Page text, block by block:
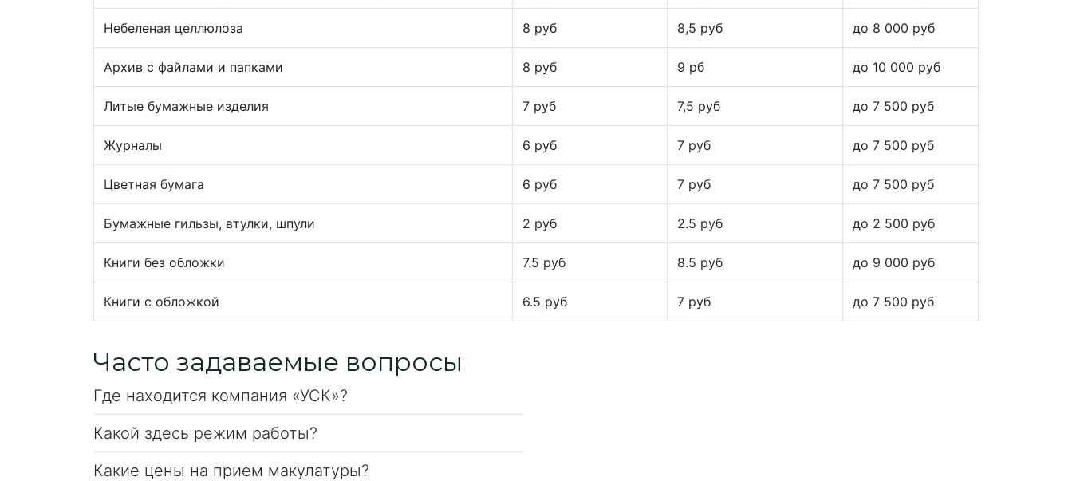
Небеленая целлюлоза 8 руб 8,5 руб до 8 000 руб
Архив с файлами и папками 8 руб 9 рб до 10 000 руб
Литые бумажные изделия 7 руб 7,5 руб до 7 500 руб
Журналы 6 руб 7 руб до 7 500 руб
Цветная бумага 6 руб 7 руб до 7 500 руб
Бумажные гильзы, втулки, шпули 2 руб 2.5 руб до 2 500 руб
Книги без обложки 7.5 руб 8.5 руб до 9 000 руб
Книги с обложкой 6.5 руб 7 руб до 7 500 руб
Часто задаваемые вопросы
Где находится компания «УСК»?
Какой здесь режим работы?
Какие цены на прием макулатуры?